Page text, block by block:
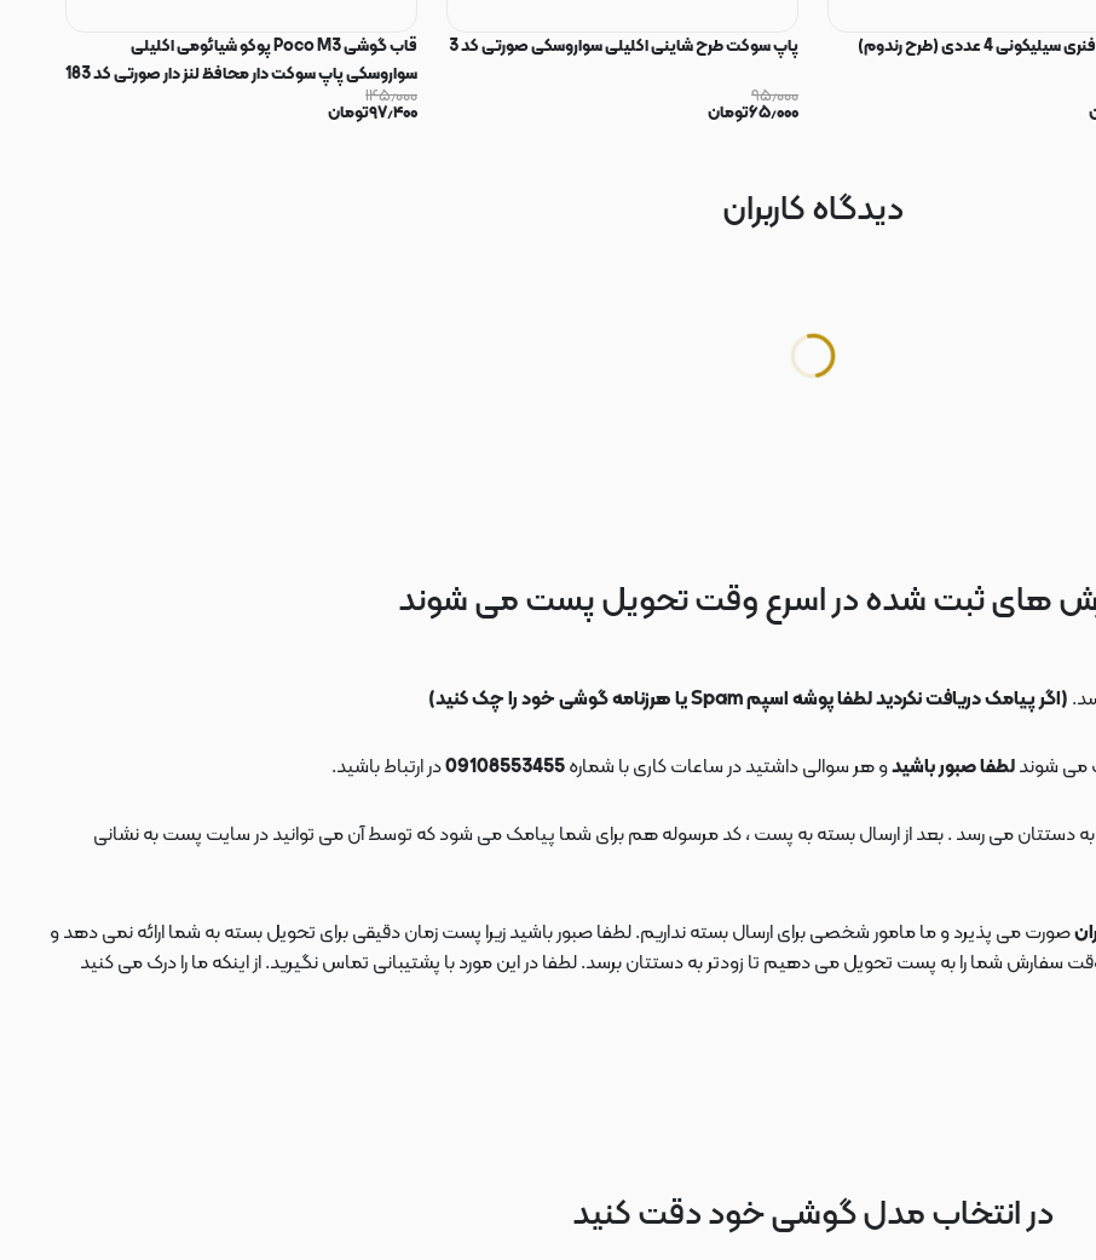
4 عددی (طرح رندوم)
پاپ سوکت طرح شاینی اکلیلی سواروسکی صورتی کد 3
۹۵٫۰۰۰
۶۵٫۰۰۰تومان
قاب گوشی Poco M3 پوکو شیائومی اکلیلی
سواروسکی پاپ سوکت دار محافظ لنز دار صورتی کد 183
۱۴۵٫۰۰۰
۹۷٫۴۰۰تومان
دیدگاه کاربران
های ثبت شده در اسرع وقت تحویل پست می شوند
(اگر پیامک دریافت نکردید لطفا پوشه اسپم Spam یا هرزنامه گوشی خود را چک کنید)
می شوندلطفا صبور باشیدو هر سوالی داشتید در ساعات کاری با شماره در ارتباط باشید.
صورت می پذیرد و ما مامور شخصی برای ارسال بسته نداریم. لطفا صبور باشید زیرا پست زمان دقیقی برای تحویل بسته به شما ارائه نمی دهد و
شما را به پست تحویل می دهیم تا زودتر به دستتان برسد. لطفا در این مورد با پشتیبانی تماس نگیرید. از اینکه ما را درک می کنید
در انتخاب مدل گوشی خود دقت کنید